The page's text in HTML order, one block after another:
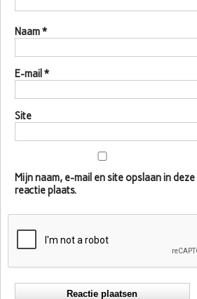
Naam*
E-mail *
Site
Mijn naam, e-mail en site opslaan in
reactie plaats.